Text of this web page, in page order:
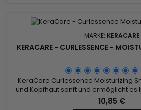
MARKE: KERACARE
KERACARE - CURLESSENCE -
KeraCare Curlessence Moisturizing
und Kopfhaut sanft und ermöglicht es
Stylingproduktablagerungen zu
natürlichen Öle zu entfernen!
10,85 €